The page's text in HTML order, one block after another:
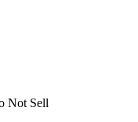
Not Sell